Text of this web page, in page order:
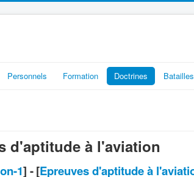
Personnels Formation Doctrines Batailles
d'aptitude à l'aviation
1] -[Epreuves d'aptitude à